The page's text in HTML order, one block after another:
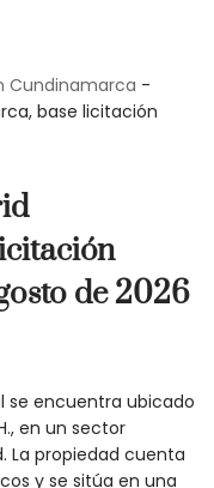
Cundinamarca -
base licitación
de 2026
se encuentra ubicado
en un sector
La propiedad cuenta
y se sitúa en una